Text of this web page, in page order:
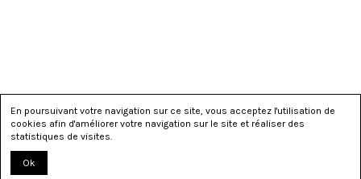
En poursuivant votre navigation sur ce site, vous acceptez l'utilisation de
cookies afin d'améliorer votre navigation sur le site et réaliser des
statistiques de visites.
Ok